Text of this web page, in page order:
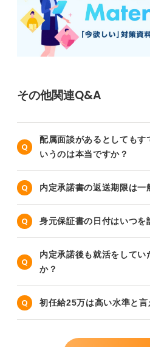
その他関連Q&A
配属面談があるとしてもす
いうのは本当ですか？
内定承諾書の返送期限は一
身元保証書の日付はいつを
内定承諾後も就活をして
か？
初任給25万は高い水準と言